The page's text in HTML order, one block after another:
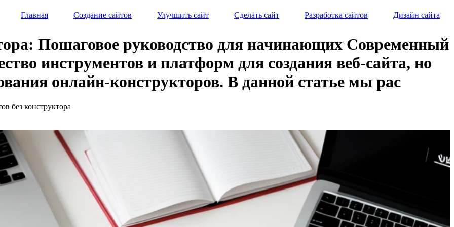
Главная Создание сайтов Улучшить сайт Сделать сайт Разработка сайтов Дизайн сайта
Пошаговое руководство для начинающих Современный
инструментов и платформ для создания веб-сайта, но
онлайн-конструкторов. В данной статье мы рас
без конструктора